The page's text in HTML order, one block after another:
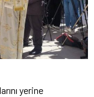
yerine